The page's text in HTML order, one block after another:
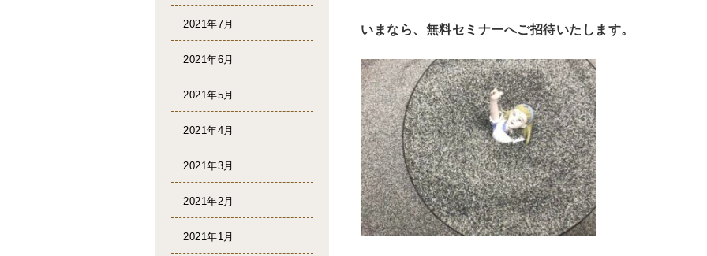
いまなら、無料セミナーへご招待いたします。
2021年7月
2021年6月
2021年5月
2021年4月
2021年3月
2021年2月
2021年1月